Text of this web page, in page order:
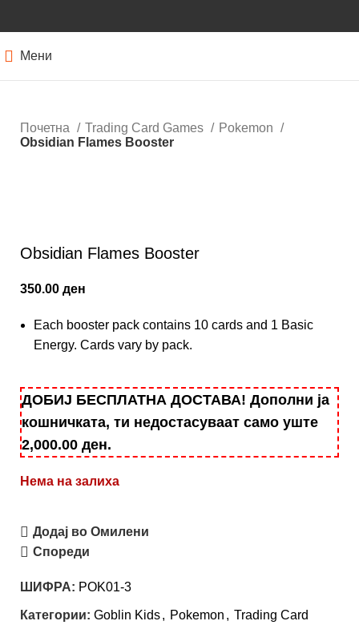
Мени
Почетна Trading Card Games
Pokemon
Obsidian Flames Booster
Obsidian Flames Booster
350.00 ден
Each booster pack contains 10 cards and 1 Basic
Energy. Cards vary by pack.
ДОБИЈ БЕСПЛАТНА ДОСТАВА! Дополни ја
кошничката, ти недостасуваат само уште
2,000.00 ден.
Нема на залиха
Додај во Омилени
Спореди
ШИФРА: POK01-3
Категории: Goblin Kids, Pokemon , Trading Card